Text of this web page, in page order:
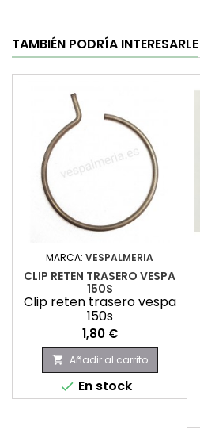
TAMBIÉN PODRÍA INTERESARLE
MARCA: VESPALMERIA
CLIP RETEN TRASERO VESPA
150S
Clip reten trasero vespa
150s
Precio
1,80 €
 Añadir al carrito
 En stock